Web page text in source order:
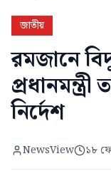
জাতীয়
রমজানে
নির্দেশ
NewsView ১৮